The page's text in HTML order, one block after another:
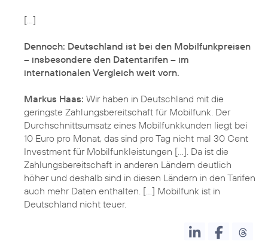
[...]
Dennoch: Deutschland ist bei den Mobilfunkpreisen
– insbesondere den Datentarifen – im
internationalen Vergleich weit vorn.
Markus Haas: Wir haben in Deutschland mit die
geringste Zahlungsbereitschaft für Mobilfunk. Der
Durchschnittsumsatz eines Mobilfunkkunden liegt bei
10 Euro pro Monat, das sind pro Tag nicht mal 30 Cent
Investment für Mobilfunkleistungen [...]. Da ist die
Zahlungsbereitschaft in anderen Ländern deutlich
höher und deshalb sind in diesen Ländern in den Tarifen
auch mehr Daten enthalten. [...] Mobilfunk ist in